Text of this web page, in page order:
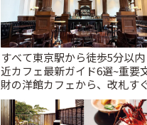
すべて東京駅から徒歩5分以
近カフェ最新ガイド6選~重要
財の洋館カフェから、改札す
レトロ喫茶まで~ | ことりっぷ